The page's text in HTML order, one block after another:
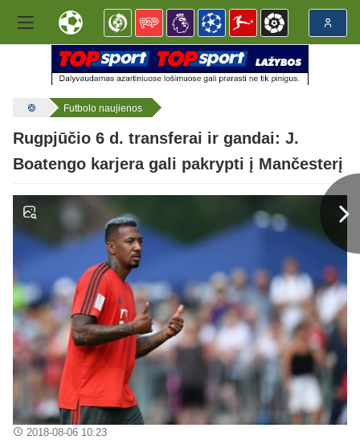
Futbolo naujienos
Rugpjūčio 6 d. transferai ir gandai: J.
Boatengo karjera gali pakrypti į Mančesterį
2018-08-06 10:23